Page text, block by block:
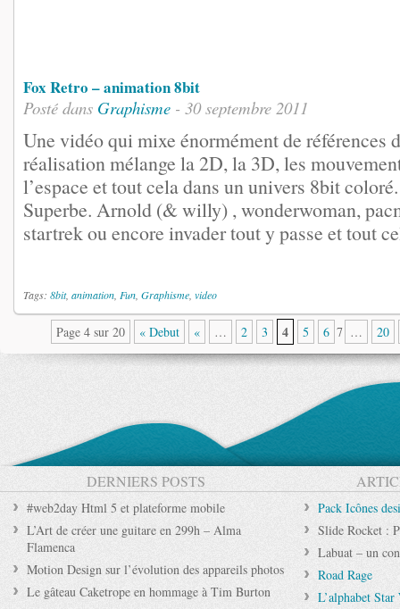
Fox Retro – animation 8bit
Posté dans Graphisme - 30 septembre 2011
Une vidéo qui mixe énormément de références
réalisation mélange la 2D, la 3D, les
l’espace et tout cela dans un univers 8bit
Superbe. Arnold (& willy) , wonderwoman,
startrek ou encore invader tout y passe et tout
Tags: 8bit, animation Fun Graphisme video
Page 4 sur 20 « Debut « … 2 3 4 5 6 7 … 20
DERNIERS POSTS
#web2day Html 5 et plateforme mobile
L’Art de créer une guitare en 299h – Alma
Flamenca
Motion Design sur l’évolution des appareils photos
Le gâteau Caketrope en hommage à Tim Burton
Pack Icônes
Slide Rocket :
Labuat – un
Road Rage
L’alphabet Star